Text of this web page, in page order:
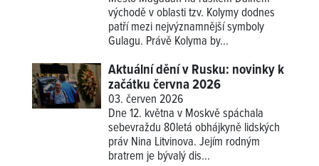
východě v oblasti tzv. Kolymy dodnes
patří mezi nejvýznamnější symboly
Gulagu. Právě Kolyma by...
Aktuální dění v Rusku: novinky k
začátku června 2026
03. červen 2026
Dne 12. května v Moskvě spáchala
sebevraždu 80letá obhájkyně lidských
práv Nina Litvinova. Jejím rodným
bratrem je bývalý dis...